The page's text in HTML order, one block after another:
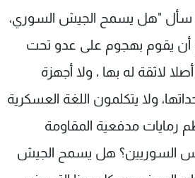
كما سأل "هل يسمح الجيش السوري،
أن يقوم بهجوم على عدو تحت
لاثقة له بها ، ولا أجهزة
ولا يتكلمون اللغة العسكرية
مدفعية المقاومة
السوريين؟ هل يسمح الجيش